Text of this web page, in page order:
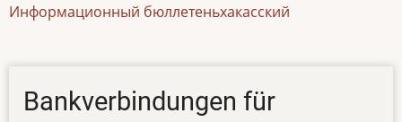
Информационный бюллетеньхакасский
Bankverbindungen für